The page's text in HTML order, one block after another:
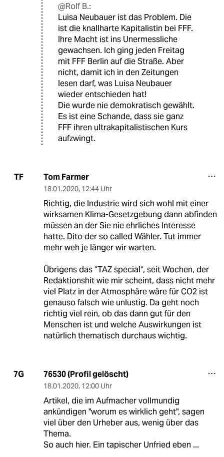
@Rolf B.:
Luisa Neubauer ist das Problem. Die
ist die knallharte Kapitalistin bei FFF.
Ihre Macht ist ins Unermessliche
gewachsen. Ich ging jeden Freitag
mit FFF Berlin auf die Straße. Aber
nicht, damit ich in den Zeitungen
lesen darf, was Luisa Neubauer
wieder entschieden hat!
Die wurde nie demokratisch gewählt.
Es ist eine Schande, dass sie ganz
FFF ihren ultrakapitalistischen Kurs
aufzwingt.
TF Tom Farmer
18.01.2020, 12:44 Uhr
Richtig, die Industrie wird sich wohl mit einer
wirksamen Klima-Gesetzgebung dann abfinden
müssen an der Sie nie ehrliches Interesse
hatte. Dito der so called Wähler. Tut immer
mehr weh je länger wir warten.
Übrigens das “TAZ special“, seit Wochen, der
Redaktionshit wie mir scheint, dass nicht mehr
viel Platz in der Atmosphäre wäre für CO2 ist
genauso falsch wie unlustig. Da geht noch
richtig viel rein, ob das dann gut für den
Menschen ist und welche Auswirkungen ist
natürlich thematisch durchaus wichtig.
7G 76530 (Profil gelöscht)
18.01.2020, 12:00 Uhr
Artikel, die im Aufmacher vollmundig
ankündigen "worum es wirklich geht", sagen
viel über den Urheber aus, wenig über das
Thema.
So auch hier. Ein tapischer Unfried eben ...